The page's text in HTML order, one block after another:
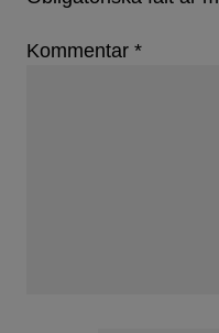
Kommentar *